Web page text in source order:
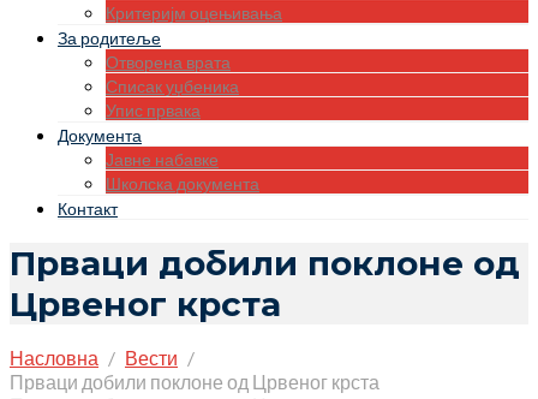
Критеријм оцењивања
За родитеље
Отворена врата
Списак уџбеника
Упис првака
Документа
Јавне набавке
Школска документа
Контакт
Прваци добили поклоне од
Црвеног крста
Насловна
Вести
Прваци добили поклоне од Црвеног крста